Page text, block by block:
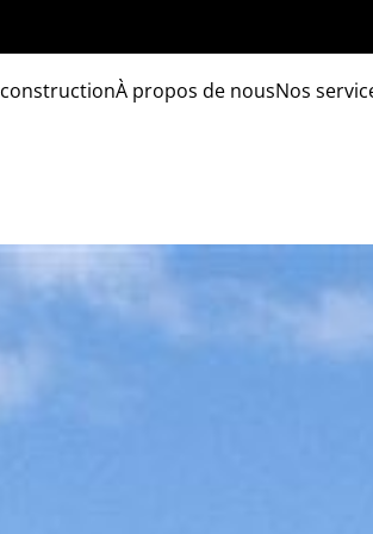
À propos de nousNos